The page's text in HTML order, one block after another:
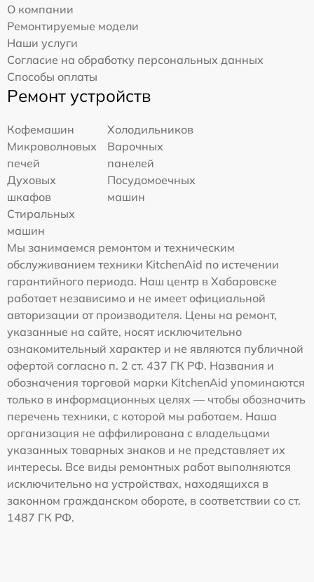
О компании
Ремонтируемые модели
Наши услуги
Согласие на обработку персональных данных
Способы оплаты
Ремонт устройств
Кофемашин
Холодильников
Микроволновых
печей
Варочных
панелей
Духовых
шкафов
Посудомоечных
машин
Стиральных
машин
Мы занимаемся ремонтом и техническим
обслуживанием техники KitchenAid по истечении
гарантийного периода. Наш центр в Хабаровске
работает независимо и не имеет официальной
авторизации от производителя. Цены на ремонт,
указанные на сайте, носят исключительно
ознакомительный характер и не являются публичной
офертой согласно п. 2 ст. 437 ГК РФ. Названия и
обозначения торговой марки KitchenAid упоминаются
только в информационных целях — чтобы обозначить
перечень техники, с которой мы работаем. Наша
организация не аффилирована с владельцами
указанных товарных знаков и не представляет их
интересы. Все виды ремонтных работ выполняются
исключительно на устройствах, находящихся в
законном гражданском обороте, в соответствии со ст.
1487 ГК РФ.